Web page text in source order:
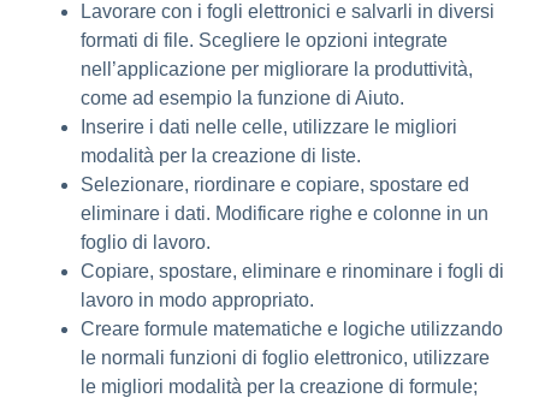
Lavorare con i fogli elettronici e salvarli in diversi
formati di file. Scegliere le opzioni integrate
nell’applicazione per migliorare la produttività,
come ad esempio la funzione di Aiuto.
Inserire i dati nelle celle, utilizzare le migliori
modalità per la creazione di liste.
Selezionare, riordinare e copiare, spostare ed
eliminare i dati. Modificare righe e colonne in un
foglio di lavoro.
Copiare, spostare, eliminare e rinominare i fogli di
lavoro in modo appropriato.
Creare formule matematiche e logiche utilizzando
le normali funzioni di foglio elettronico, utilizzare
le migliori modalità per la creazione di formule;